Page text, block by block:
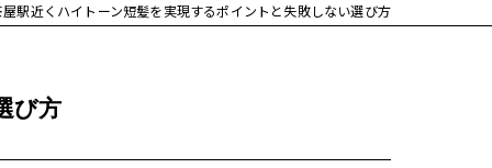
駅近くハイトーン短髪を実現するポイントと失敗しない選び方
び方